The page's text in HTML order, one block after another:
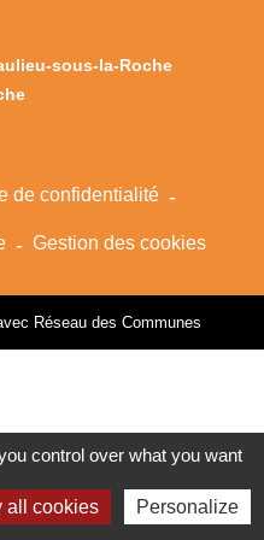
sous-la-Roche
de confidentialité -
- Gestion des cookies
Réseau des Communes
control over what you want
all cookies Personalize